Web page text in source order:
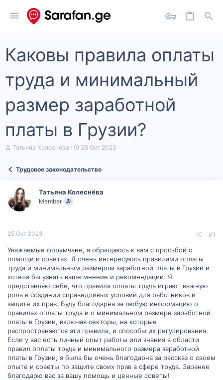
Каковы правила оплаты
труда и минимальный
размер заработной
платы в Грузии?
А
е
м
ы
Татьяна Колеснёва
Д
а
ч
25 Окт 2023
Трудовое законодательство
Татьяна Колеснёва
Member
25 Окт 2023 #1
Уважаемые форумчане, я обращаюсь к вам с просьбой о
помощи и советах. Я очень интересуюсь правилами оплаты
труда и минимальным размером заработной платы в Грузии и
хотела бы узнать ваше мнение и рекомендации. Я
представляю себе, что правила оплаты труда играют важную
роль в создании справедливых условий для работников и
защите их прав. Буду благодарна за любую информацию о
правилах оплаты труда и о минимальном размере заработной
платы в Грузии, включая секторы, на которые
распространяются эти правила, и способы их регулирования.
Если у вас есть личный опыт работы или знания в области
правил оплаты труда и минимального размера заработной
платы в Грузии, я была бы очень благодарна за рассказ о своем
опыте и советы по защите своих прав в сфере труда. Заранее
благодарю вас за вашу помощь и ценные советы!